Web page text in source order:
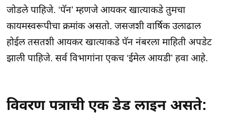
जोडले पाहिजे. ‘पॅन’ म्हणजे आयकर खात्याकडे तुमचा
कायमस्वरूपीचा क्रमांक असतो. जसजशी वार्षिक उलाढाल
होईल तसतशी आयकर खात्याकडे पॅन नंबरला माहिती अपडेट
झाली पाहिजे. सर्व विभागांना एकच ‘ईमेल आयडी’ हवा आहे.
विवरण पत्राची एक डेड लाइन असते: